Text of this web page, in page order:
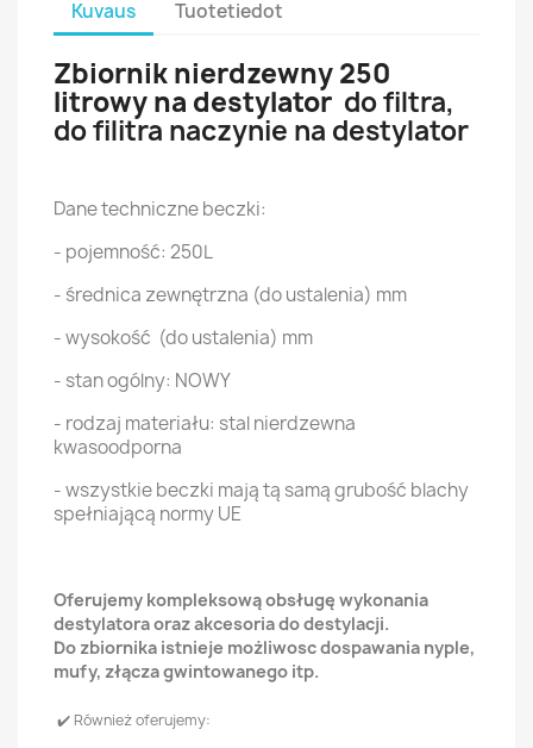
Kuvaus Tuotetiedot
Zbiornik nierdzewny 250
litrowy na destylator do filtra,
do filitra naczynie na destylator
Dane techniczne beczki:
- pojemność: 250L
- średnica zewnętrzna (do ustalenia) mm
- wysokość (do ustalenia) mm
- stan ogólny: NOWY
- rodzaj materiału: stal nierdzewna
kwasoodporna
- wszystkie beczki mają tą samą grubość blachy
spełniającą normy UE
Oferujemy kompleksową obsługę wykonania
destylatora oraz akcesoria do destylacji.
Do zbiornika istnieje możliwosc dospawania nyple,
mufy, złącza gwintowanego itp.
✔️ Również oferujemy: